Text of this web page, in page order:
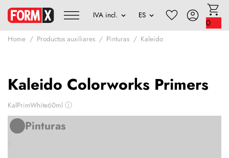
0
Home Productos auxiliares Pinturas Kaleido
Kaleido Colorworks Primers
KalPrimWhite60ml ⓘ
Pinturas